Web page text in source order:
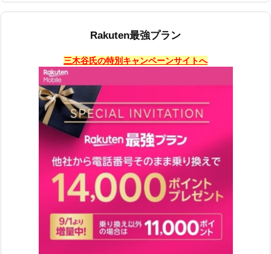
Rakuten最強プラン
三木谷氏の特別キャンペーンサイトへ